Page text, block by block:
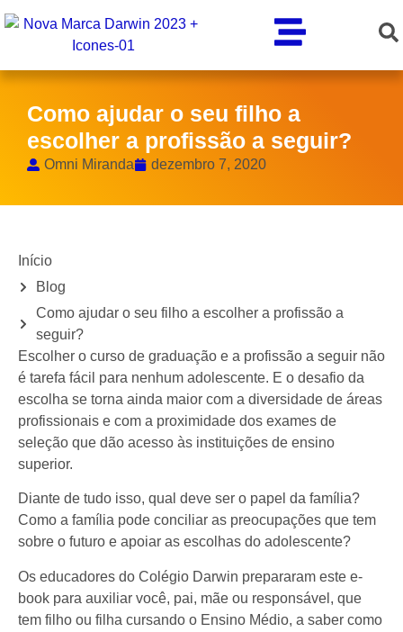
Como ajudar o seu filho a
escolher a profissão a seguir?
Omni Miranda dezembro 7, 2020
Início
Blog
Como ajudar o seu filho a escolher a profissão a
seguir?
Escolher o curso de graduação e a profissão a seguir não
é tarefa fácil para nenhum adolescente. E o desafio da
escolha se torna ainda maior com a diversidade de áreas
profissionais e com a proximidade dos exames de
seleção que dão acesso às instituições de ensino
superior.
Diante de tudo isso, qual deve ser o papel da família?
Como a família pode conciliar as preocupações que tem
sobre o futuro e apoiar as escolhas do adolescente?
Os educadores do Colégio Darwin prepararam este e-
book para auxiliar você, pai, mãe ou responsável, que
tem filho ou filha cursando o Ensino Médio, a saber como